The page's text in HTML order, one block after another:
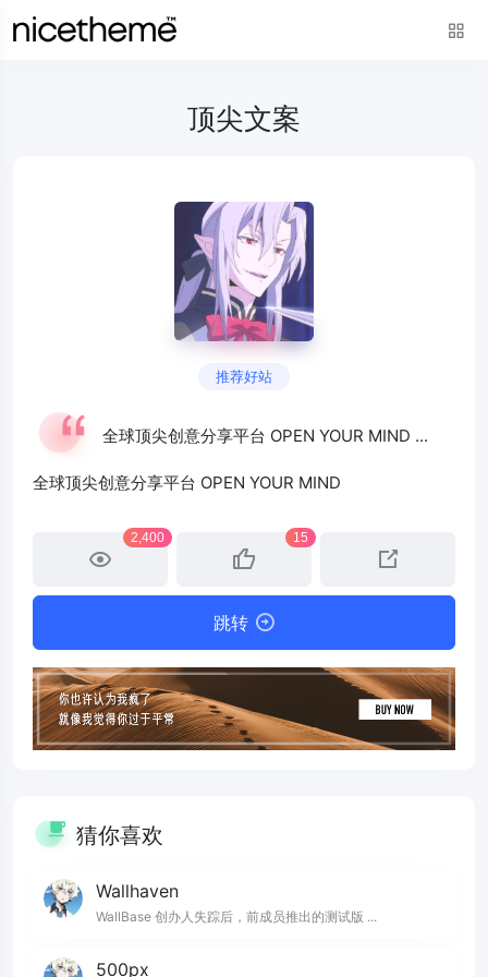
顶尖文案
推荐好站
全球顶尖创意分享平台 OPEN YOUR MIND ...
全球顶尖创意分享平台 OPEN YOUR MIND
2,400 15
跳转
猜你喜欢
Wallhaven
WallBase 创办人失踪后，前成员推出的测试版 ...
500px